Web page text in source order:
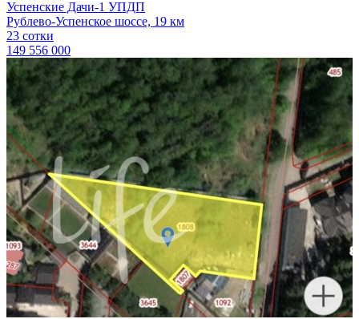
Успенские Дачи-1 УПДП
Рублево-Успенское шоссе, 19 км
23 сотки
149 556 000